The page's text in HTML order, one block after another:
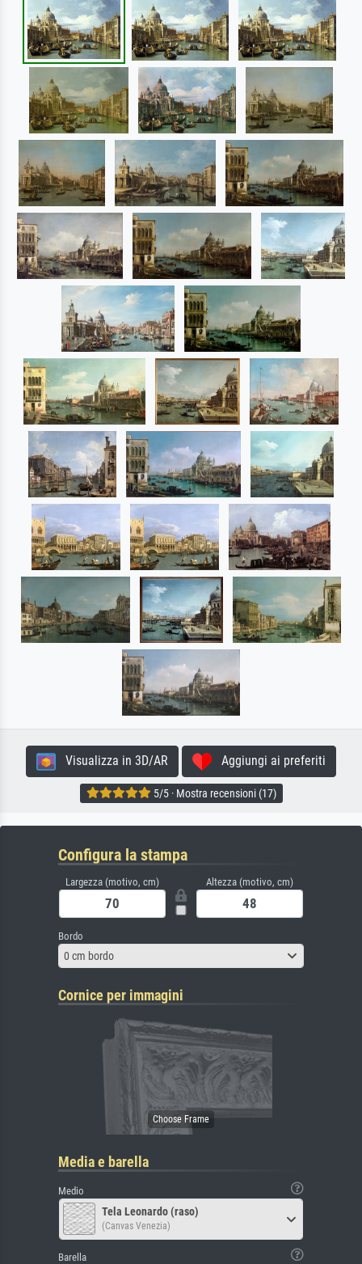
Visualizza in 3D/AR Aggiungi ai preferiti
5/5 · Mostra recensioni (17)
Configura la stampa
Largezza (motivo, cm) Altezza (motivo, cm)
Bordo
0 cm bordo
Cornice per immagini
Media e barella
Medio
Tela Leonardo (raso)
(Canvas Venezia)
Barella